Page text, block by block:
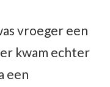
vroeger een
kwam echter
een